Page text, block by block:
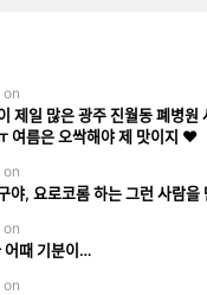
on
제일 많은 광주 진월동
여름은 오싹해야 제 맛이지 ❤️
on
요로코롬 하는 그런 사람을
on
어때 기분이…
on